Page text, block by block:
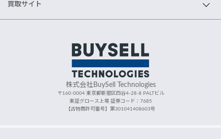
買取サイト
株式会社BuySell Technologies
〒160-0004 東京都新宿区四谷4-28-8 PALTビル
東証グロース上場 証券コード：7685
【古物商許可番号】第301041408603号